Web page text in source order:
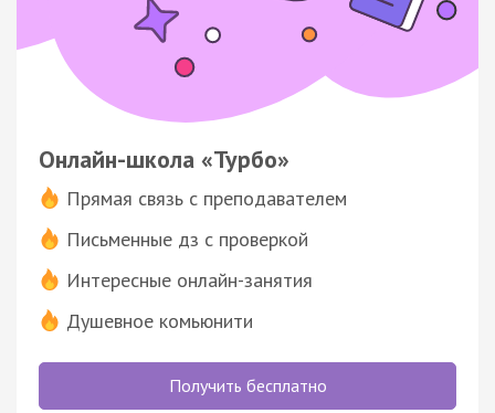
Онлайн-школа «Турбо»
Прямая связь с преподавателем
Письменные дз с проверкой
Интересные онлайн-занятия
Душевное комьюнити
Получить бесплатно